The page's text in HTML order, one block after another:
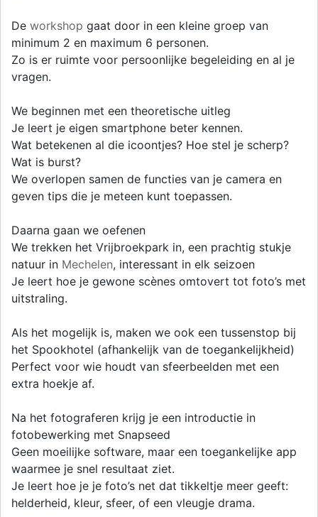
De workshop gaat door in een kleine groep van
minimum 2 en maximum 6 personen.
Zo is er ruimte voor persoonlijke begeleiding en al je
vragen.
We beginnen met een theoretische uitleg
Je leert je eigen smartphone beter kennen.
Wat betekenen al die icoontjes? Hoe stel je scherp?
Wat is burst?
We overlopen samen de functies van je camera en
geven tips die je meteen kunt toepassen.
Daarna gaan we oefenen
We trekken het Vrijbroekpark in, een prachtig stukje
natuur in Mechelen, interessant in elk seizoen
Je leert hoe je gewone scènes omtovert tot foto’s met
uitstraling.
Als het mogelijk is, maken we ook een tussenstop bij
het Spookhotel (afhankelijk van de toegankelijkheid)
Perfect voor wie houdt van sfeerbeelden met een
extra hoekje af.
Na het fotograferen krijg je een introductie in
fotobewerking met Snapseed
Geen moeilijke software, maar een toegankelijke app
waarmee je snel resultaat ziet.
Je leert hoe je je foto’s net dat tikkeltje meer geeft:
helderheid, kleur, sfeer, of een vleugje drama.